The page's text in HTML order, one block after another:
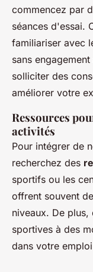
commencez par
séances d'essai.
familiariser avec
sans
solliciter des
améliorer votre
Ressources
activités
Pour intégrer de
recherchez des
sportifs ou les
offrent souvent
niveaux. De
sportives à des
dans votre